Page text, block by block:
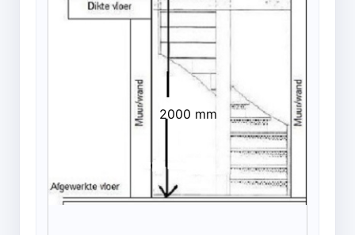
2000 mm